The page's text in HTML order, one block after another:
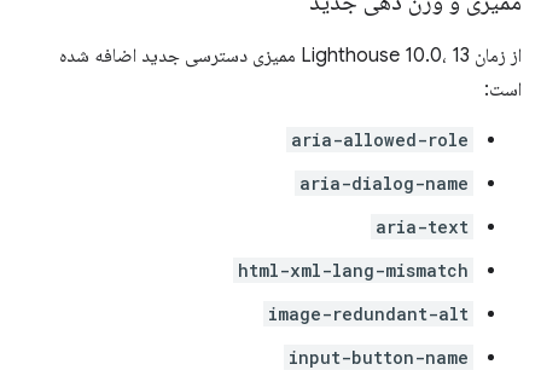
از زمان Lighthouse 10.0، 13 ممیزی دسترسی جدید اضافه شده
است:
aria-allowed-role
aria-dialog-name
aria-text
html-xml-lang-mismatch
image-redundant-alt
input-button-name